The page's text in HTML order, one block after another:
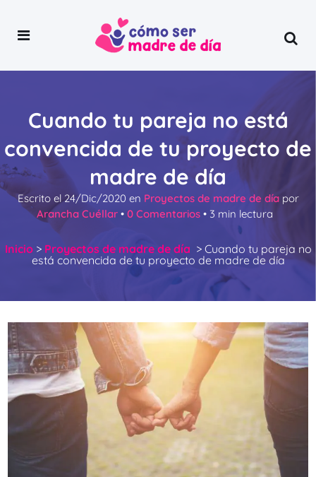
Cuando tu pareja no está
convencida de tu proyecto de
madre de día
Escrito el24/Dic/2020 en Proyectos de madre de día por
Arancha Cuéllar • 0 Comentarios• 3 min lectura
Inicio> Proyectos de madre de día > Cuando tu pareja no
está convencida de tu proyecto de madre de día